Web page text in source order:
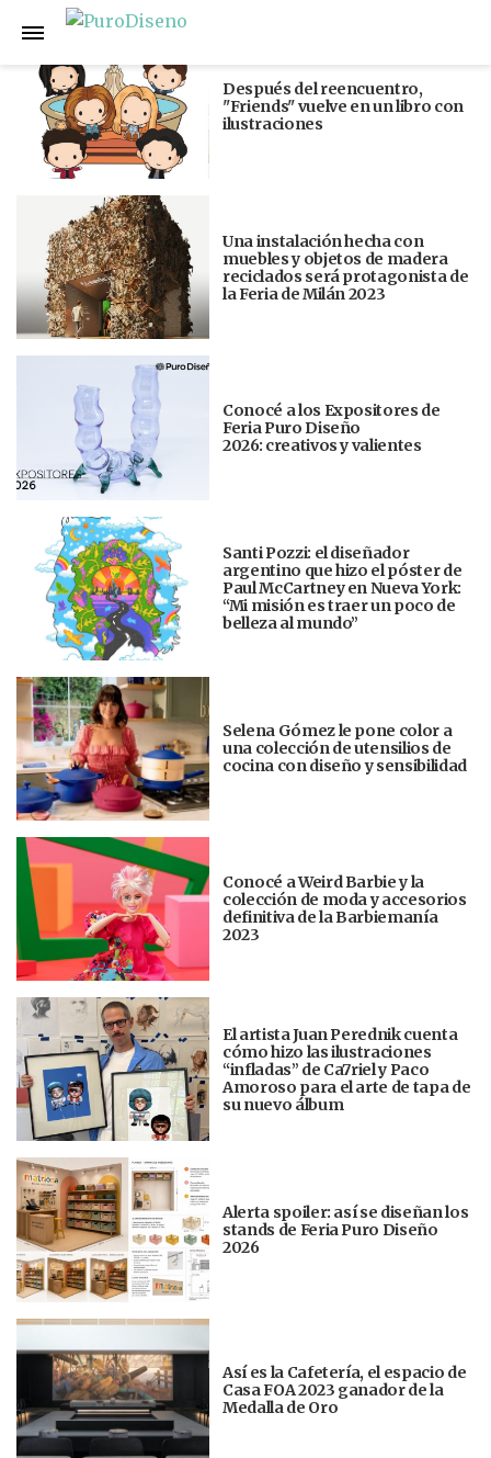
Anterior
Después del reencuentro,
"Friends" vuelve en un libro con
ilustraciones
Una instalación hecha con
muebles y objetos de madera
reciclados será protagonista de
la Feria de Milán 2023
Conocé a los Expositores de
Feria Puro Diseño
2026: creativos y valientes
Santi Pozzi: el diseñador
argentino que hizo el póster de
Paul McCartney en Nueva York:
“Mi misión es traer un poco de
belleza al mundo”
Selena Gómez le pone color a
una colección de utensilios de
cocina con diseño y sensibilidad
Conocé a Weird Barbie y la
colección de moda y accesorios
definitiva de la Barbiemanía
2023
El artista Juan Perednik cuenta
cómo hizo las ilustraciones
“infladas” de Ca7riel y Paco
Amoroso para el arte de tapa de
su nuevo álbum
Alerta spoiler: así se diseñan los
stands de Feria Puro Diseño
2026
Así es la Cafetería, el espacio de
Casa FOA 2023 ganador de la
Medalla de Oro
Siguiente